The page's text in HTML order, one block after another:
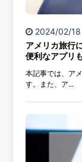
2024/02/18
アメリカ旅行
便利なアプリ
本記事では、ア
す。また、ア...